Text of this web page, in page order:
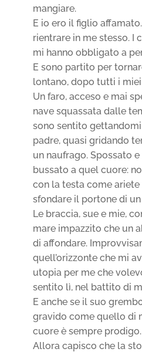
mangiare.
E io ero il figlio
rientrare in me stesso. I
mi hanno obbligato a
E sono partito per
lontano, dopo tutti i
Un faro, acceso e mai
nave squassata dalle
sono sentito
padre, quasi gridando
un naufrago. Spossato
bussato a quel cuore:
con la testa come
sfondare il portone di
Le braccia, sue e mie,
mare impazzito che un
di affondare.
quell’orizzonte che mi
utopia per me che
sentito lì, nel battito di
E anche se il suo
gravido come quello di
cuore è sempre prodigo.
Allora capisco che la